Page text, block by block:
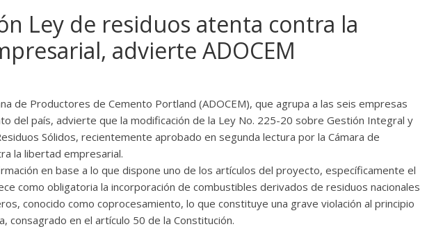
Ley de residuos atenta contra la
advierte ADOCEM
de Productores de Cemento Portland (ADOCEM), que agrupa a las seis empresas
del país, advierte que la modificación de la Ley No. 225-20 sobre Gestión Integral y
Sólidos, recientemente aprobado en segunda lectura por la Cámara de
la libertad empresarial.
en base a lo que dispone uno de los artículos del proyecto, específicamente el
como obligatoria la incorporación de combustibles derivados de residuos nacionales
conocido como coprocesamiento, lo que constituye una grave violación al principio
consagrado en el artículo 50 de la Constitución.